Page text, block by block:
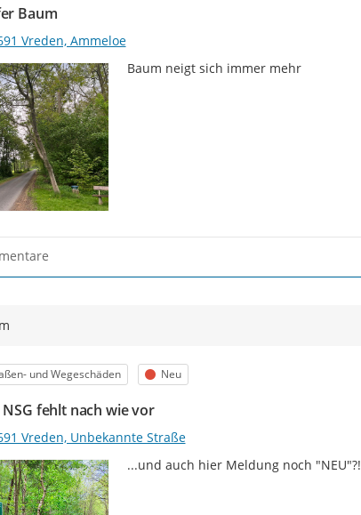
Baum
Vreden, Ammeloe
Baum neigt sich immer mehr
und Wegeschäden Status
Neu
NSG fehlt nach wie vor
Vreden, Unbekannte Straße
...und auch hier Meldung noch "NEU"?!